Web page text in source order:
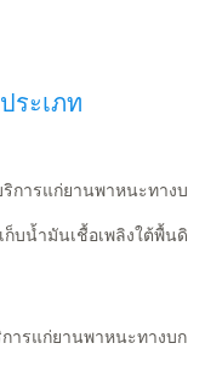
ระเภท
ารแก่ยานพาหนะทางบ
บน้ำมันเชื้อเพลิงใต้พื้นดิ
รแก่ยานพาหนะทางบก